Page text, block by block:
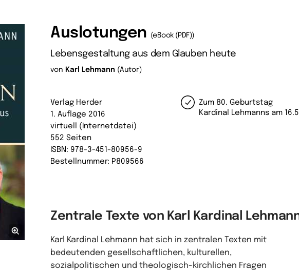
Auslotungen (eBook (PDF))
Lebensgestaltung aus dem Glauben heute
von Karl Lehmann (Autor)
Zum 80. Geburtstag
Kardinal Lehmanns am
Verlag Herder
1. Auflage 2016
virtuell (Internetdatei)
552 Seiten
ISBN: 978-3-451-80956-9
Bestellnummer: P809566
Zentrale Texte von Karl Kardinal
Karl Kardinal Lehmann hat sich in zentralen Texten mit
bedeutenden gesellschaftlichen, kulturellen,
sozialpolitischen und theologisch-kirchlichen Fragen